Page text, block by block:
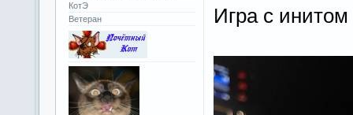
КотЭ
Ветеран
Игра с